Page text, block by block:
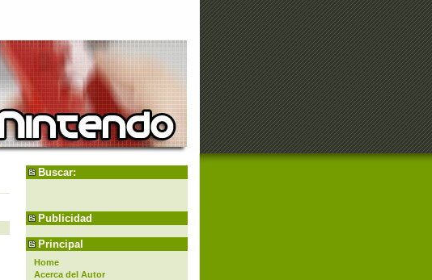
Buscar:
Publicidad
Principal
Home
Acerca del Autor